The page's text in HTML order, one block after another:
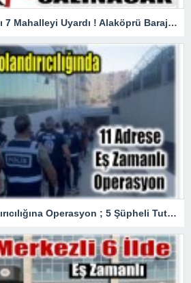
Anamur Kaymakamlığı 7 Mahalleyi Uyardı ! Alaköprü Barajından Su Salınacak
Sosyal Medya Dolandırıcılığına Operasyon ; 5 Şüpheli Tutuklandı